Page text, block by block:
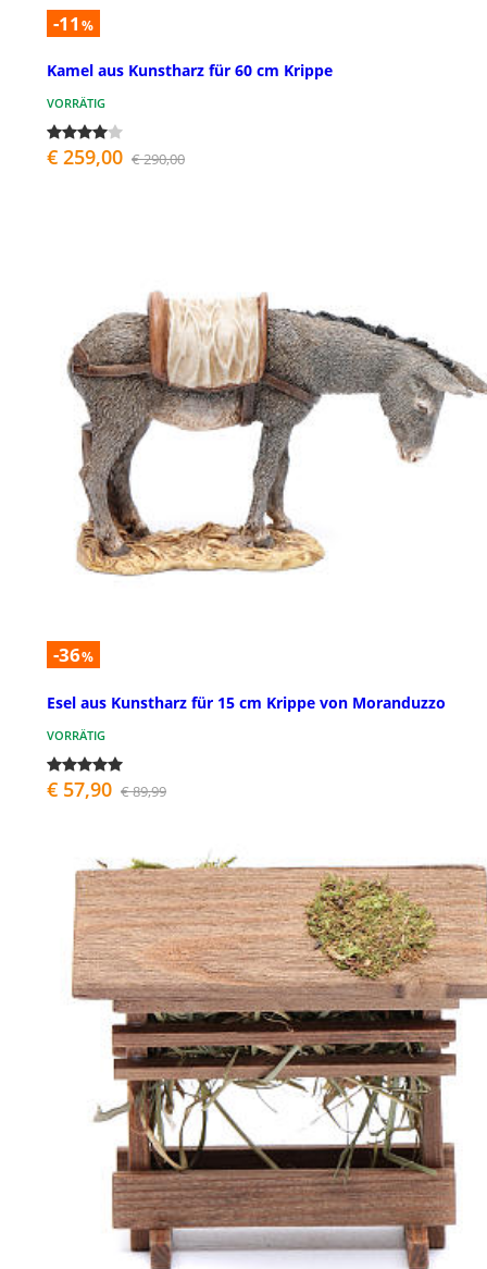
-11 %
Kamel aus Kunstharz für 60 cm Krippe
VORRÄTIG
€ 259,00 € 290,00
-36%
Esel aus Kunstharz für 15 cm Krippe von Moranduzzo
VORRÄTIG
€ 57,90 € 89,99